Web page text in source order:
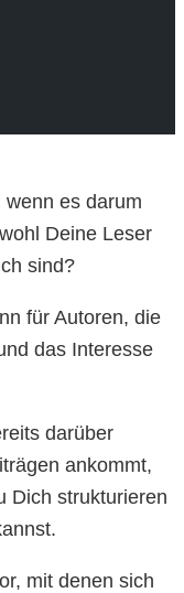
es darum
Deine Leser
sind?
für Autoren, die
das Interesse
darüber
ankommt,
Dich strukturieren
mit denen sich